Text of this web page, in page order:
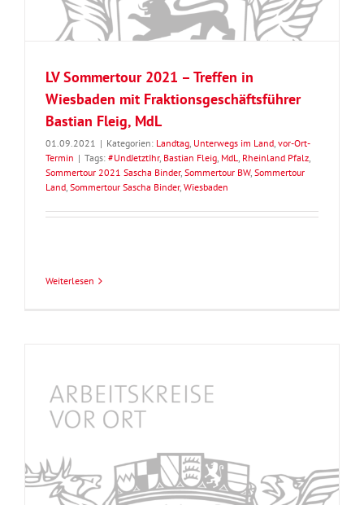
LV Sommertour 2021 – Treffen in
Wiesbaden mit Fraktionsgeschäftsführer
Bastian Fleig, MdL
01.09.2021 | Kategorien: Landtag, Unterwegs im Land, vor-Ort-
Termin | Tags: #UndJetztIhr, Bastian Fleig, MdL, Rheinland Pfalz,
Sommertour 2021 Sascha Binder, Sommertour BW, Sommertour
Land, Sommertour Sascha Binder, Wiesbaden
Weiterlesen